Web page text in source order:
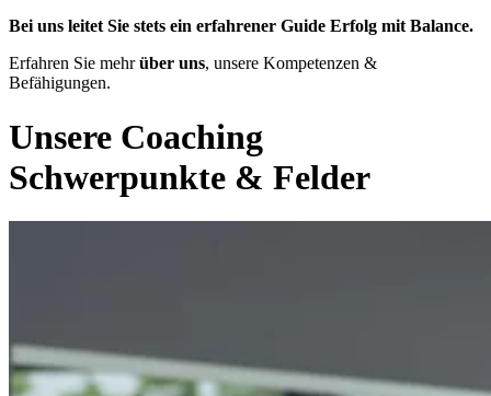
Bei uns leitet Sie stets ein erfahrener Guide Erfolg mit Balance.
Erfahren Sie mehrüber uns, unsere Kompetenzen &
Befähigungen.
Unsere Coaching
Schwerpunkte & Felder